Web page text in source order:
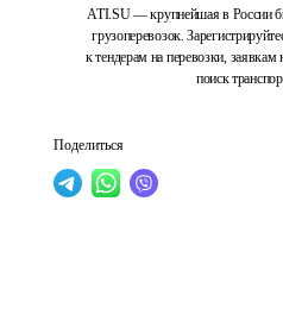
ATI.SU — крупнейшая в России
грузоперевозок.
к тендерам на перевозки, заявкам
поиск
Поделиться